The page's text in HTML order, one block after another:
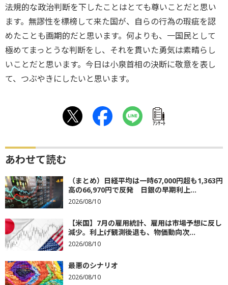
法規的な政治判断を下したことはとても尊いことだと思い
ます。無謬性を標榜して来た国が、自らの行為の瑕疵を認
めたことも画期的だと思います。何よりも、一国民として
極めてまっとうな判断をし、それを貫いた勇気は素晴らし
いことだと思います。今日は小泉首相の決断に敬意を表し
て、つぶやきにしたいと思います。
ｱﾝｹｰﾄ
あわせて読む
（まとめ）日経平均は一時67,000円超も1,363円
高の66,970円で反発 日銀の早期利上...
2026/08/10
【米国】7月の雇用統計、雇用は市場予想に反し
減少。利上げ観測後退も、物価動向次...
2026/08/10
最悪のシナリオ
2026/08/10